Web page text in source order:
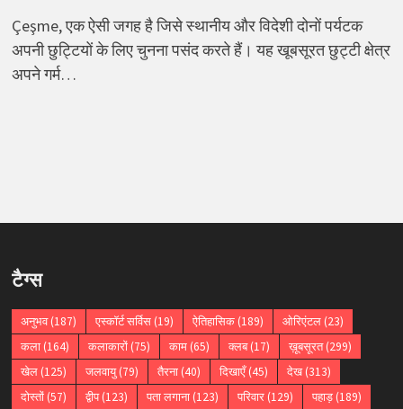
Çeşme, एक ऐसी जगह है जिसे स्थानीय और विदेशी दोनों पर्यटक
अपनी छुट्टियों के लिए चुनना पसंद करते हैं। यह खूबसूरत छुट्टी क्षेत्र
अपने गर्म…
टैग्स
अनुभव(187) एस्कॉर्ट सर्विस(19) ऐतिहासिक(189) ओरिएंटल(23)
कला(164) कलाकारों(75) काम(65) क्लब(17) ख़ूबसूरत(299)
खेल(125) जलवायु(79) तैरना(40) दिखाएँ(45) देख(313)
दोस्तों(57) द्वीप(123) पता लगाना(123) परिवार(129) पहाड़(189)